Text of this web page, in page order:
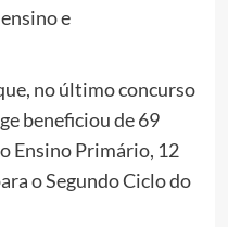
e
no último concurso
beneficiou de 69
Ensino Primário, 12
o Segundo Ciclo do